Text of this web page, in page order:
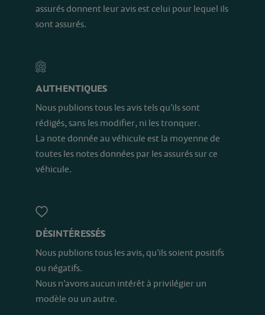
assurés donnent leur avis est celui pour lequel ils
sont assurés.
AUTHENTIQUES
Nous publions tous les avis tels qu’ils sont
rédigés, sans les modifier, ni les tronquer.
La note donnée au véhicule est la moyenne de
toutes les notes données par les assurés sur ce
véhicule.
DÉSINTÉRESSÉS
Nous publions tous les avis, qu’ils soient positifs
ou négatifs.
Nous n’avons aucun intérêt à privilégier un
modèle ou un autre.